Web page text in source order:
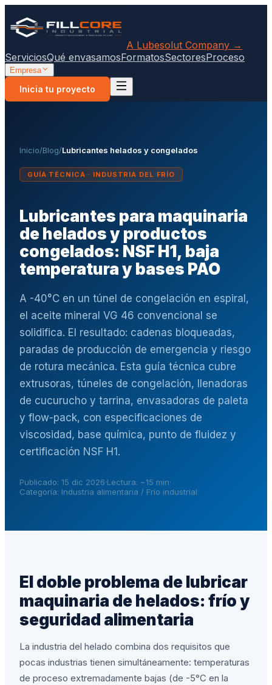
A Lubesolut Company →
ServiciosQué envasamosFormatosSectoresProceso
Empresa
Inicia tu proyecto
Inicio/Blog/Lubricantes helados y congelados
GUÍA TÉCNICA · INDUSTRIA DEL FRÍO
Lubricantes para maquinaria
de helados y productos
congelados: NSF H1, baja
temperatura y bases PAO
A -40°C en un túnel de congelación en espiral,
el aceite mineral VG 46 convencional se
solidifica. El resultado: cadenas bloqueadas,
paradas de producción de emergencia y riesgo
de rotura mecánica. Esta guía técnica cubre
extrusoras, túneles de congelación, llenadoras
de cucurucho y tarrina, envasadoras de paleta
y flow-pack, con especificaciones de
viscosidad, base química, punto de fluidez y
certificación NSF H1.
Publicado: 15 dic 2026·Lectura: ~15 min·
Categoría: Industria alimentaria / Frío industrial
El doble problema de lubricar
maquinaria de helados: frío y
seguridad alimentaria
La industria del helado combina dos requisitos que
pocas industrias tienen simultáneamente: temperaturas
de proceso extremadamente bajas (de -5°C en la